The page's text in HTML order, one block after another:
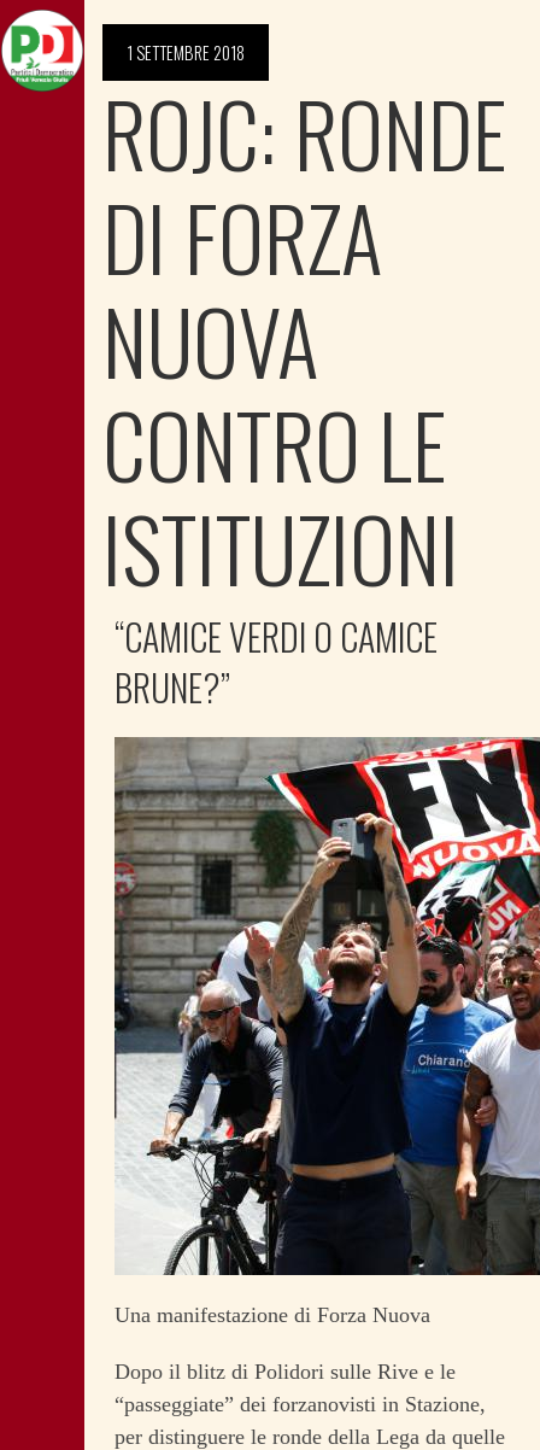
1 SETTEMBRE 2018
ROJC: RONDE
DI FORZA
NUOVA
CONTRO LE
ISTITUZIONI
“CAMICE VERDI O CAMICE
BRUNE?”
Una manifestazione di Forza Nuova
Dopo il blitz di Polidori sulle Rive e le
“passeggiate” dei forzanovisti in Stazione,
per distinguere le ronde della Lega da quelle